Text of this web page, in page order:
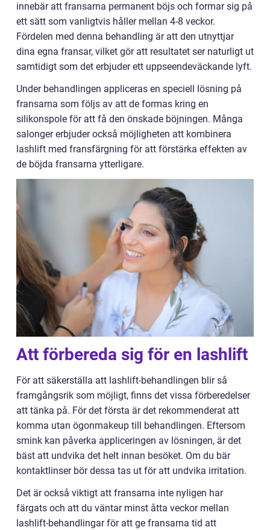
innebär att fransarna permanent böjs och formar sig på
ett sätt som vanligtvis håller mellan 4-8 veckor.
Fördelen med denna behandling är att den utnyttjar
dina egna fransar, vilket gör att resultatet ser naturligt ut
samtidigt som det erbjuder ett uppseendeväckande lyft.
Under behandlingen appliceras en speciell lösning på
fransarna som följs av att de formas kring en
silikonspole för att få den önskade böjningen. Många
salonger erbjuder också möjligheten att kombinera
lashlift med fransfärgning för att förstärka effekten av
de böjda fransarna ytterligare.
Att förbereda sig för en lashlift
För att säkerställa att lashlift-behandlingen blir så
framgångsrik som möjligt, finns det vissa förberedelser
att tänka på. För det första är det rekommenderat att
komma utan ögonmakeup till behandlingen. Eftersom
smink kan påverka appliceringen av lösningen, är det
bäst att undvika det helt innan besöket. Om du bär
kontaktlinser bör dessa tas ut för att undvika irritation.
Det är också viktigt att fransarna inte nyligen har
färgats och att du väntar minst åtta veckor mellan
lashlift-behandlingar för att ge fransarna tid att